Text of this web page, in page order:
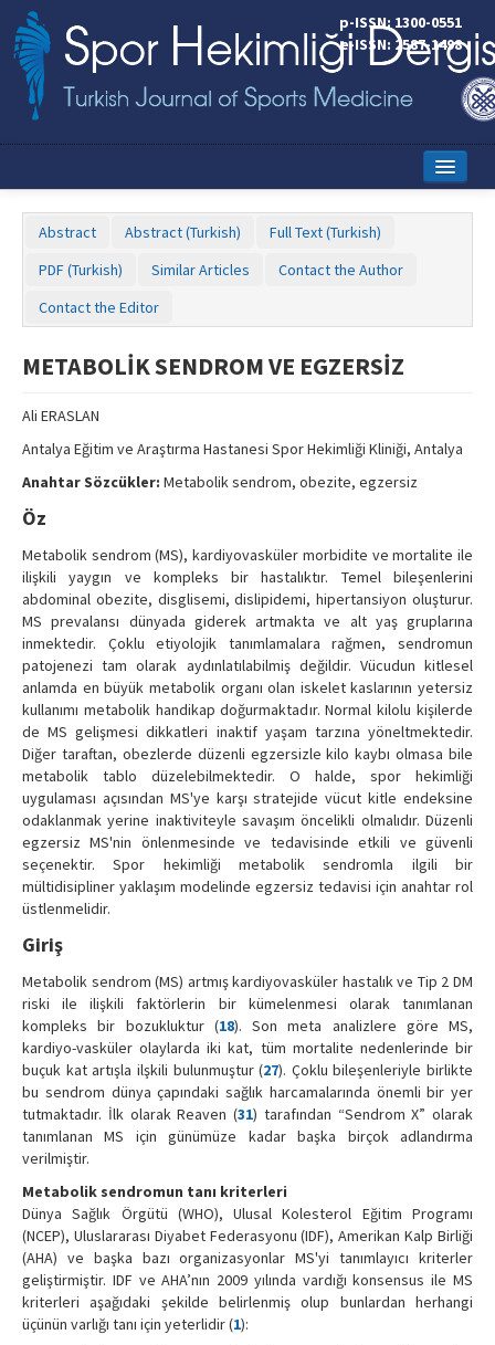
p-ISSN: 1300-0551
e-ISSN: 2587-1498
Editorial Board
Instructions to Authors
Contact Us
Abstract Abstract (Turkish)
Full Text (Turkish)
PDF (Turkish)
Similar Articles
Contact the Author
Contact the Editor
METABOLİK SENDROM VE EGZERSİZ
Ali ERASLAN
Antalya Eğitim ve Araştırma Hastanesi Spor Hekimliği Kliniği, Antalya
Anahtar Sözcükler: Metabolik sendrom, obezite, egzersiz
Öz
Metabolik sendrom (MS), kardiyovasküler morbidite ve mortalite ile
ilişkili yaygın ve kompleks bir hastalıktır. Temel bileşenlerini
abdominal obezite, disglisemi, dislipidemi, hipertansiyon oluşturur.
MS prevalansı dünyada giderek artmakta ve alt yaş gruplarına
inmektedir. Çoklu etiyolojik tanımlamalara rağmen, sendromun
patojenezi tam olarak aydınlatılabilmiş değildir. Vücudun kitlesel
anlamda en büyük metabolik organı olan iskelet kaslarının yetersiz
kullanımı metabolik handikap doğurmaktadır. Normal kilolu kişilerde
de MS gelişmesi dikkatleri inaktif yaşam tarzına yöneltmektedir.
Diğer taraftan, obezlerde düzenli egzersizle kilo kaybı olmasa bile
metabolik tablo düzelebilmektedir. O halde, spor hekimliği
uygulaması açısından MS'ye karşı stratejide vücut kitle endeksine
odaklanmak yerine inaktiviteyle savaşım öncelikli olmalıdır. Düzenli
egzersiz MS'nin önlenmesinde ve tedavisinde etkili ve güvenli
seçenektir. Spor hekimliği metabolik sendromla ilgili bir
mültidisipliner yaklaşım modelinde egzersiz tedavisi için anahtar rol
üstlenmelidir.
Giriş
Metabolik sendrom (MS) artmış kardiyovasküler hastalık ve Tip 2 DM
riski ile ilişkili faktörlerin bir kümelenmesi olarak tanımlanan
kompleks bir bozukluktur (18). Son meta analizlere göre MS,
kardiyo-vasküler olaylarda iki kat, tüm mortalite nedenlerinde bir
buçuk kat artışla ilşkili bulunmuştur (27). Çoklu bileşenleriyle birlikte
bu sendrom dünya çapındaki sağlık harcamalarında önemli bir yer
tutmaktadır. İlk olarak Reaven (31) tarafından “Sendrom X” olarak
tanımlanan MS için günümüze kadar başka birçok adlandırma
verilmiştir.
Metabolik sendromun tanı kriterleri
Dünya Sağlık Örgütü (WHO), Ulusal Kolesterol Eğitim Programı
(NCEP), Uluslararası Diyabet Federasyonu (IDF), Amerikan Kalp Birliği
(AHA) ve başka bazı organizasyonlar MS'yi tanımlayıcı kriterler
geliştirmiştir. IDF ve AHA’nın 2009 yılında vardığı konsensus ile MS
kriterleri aşağıdaki şekilde belirlenmiş olup bunlardan herhangi
üçünün varlığı tanı için yeterlidir (1):